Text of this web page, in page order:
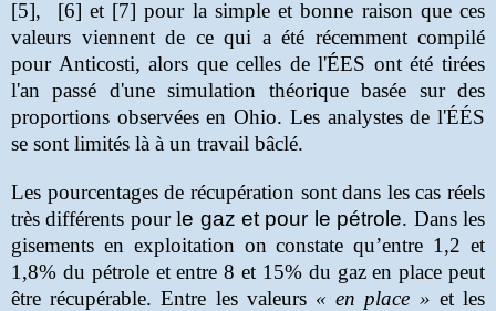
[5], [6] et [7] pour la simple et bonne raison que ces
valeurs viennent de ce qui a été récemment compilé
pour Anticosti, alors que celles de l'ÉES ont été tirées
l'an passé d'une simulation théorique basée sur des
proportions observées en Ohio. Les analystes de l'ÉÉS
se sont limités là à un travail bâclé.
Les pourcentages de récupération sont dans les cas réels
très différents pour le gaz et pour le pétrole. Dans les
gisements en exploitation on constate qu’entre 1,2 et
1,8% du pétrole et entre 8 et 15% du gaz en place peut
être récupérable. Entre les valeurs « en place » et les